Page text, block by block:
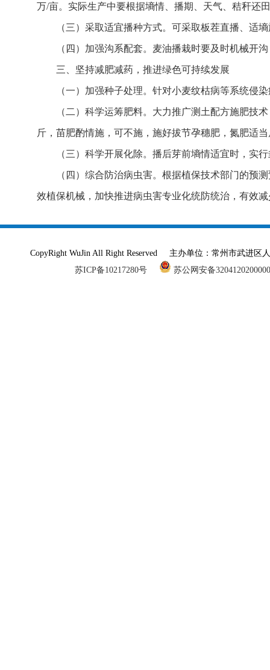
万/亩。实际生产中要根据墒情、播期、天气、秸秆还
（三）采取适宜播种方式。可采取板茬直播、适
（四）加强沟系配套。麦油播栽时要及时机械开
三、坚持减肥减药，推进绿色可持续发展
（一）加强种子处理。针对小麦纹枯病等系统侵
（二）科学运筹肥料。大力推广测土配方施肥技
斤，苗肥酌情施，可不施，施好拔节孕穗肥，氮肥适
（三）科学开展化除。播后芽前墒情适宜时，实
（四）综合防治病虫害。根据植保技术部门的预
效植保机械，加快推进病虫害专业化统防统治，有效
CopyRight WuJin All Right Reserved 主办单位：常州市武进
苏ICP备10217280号
苏公网安备